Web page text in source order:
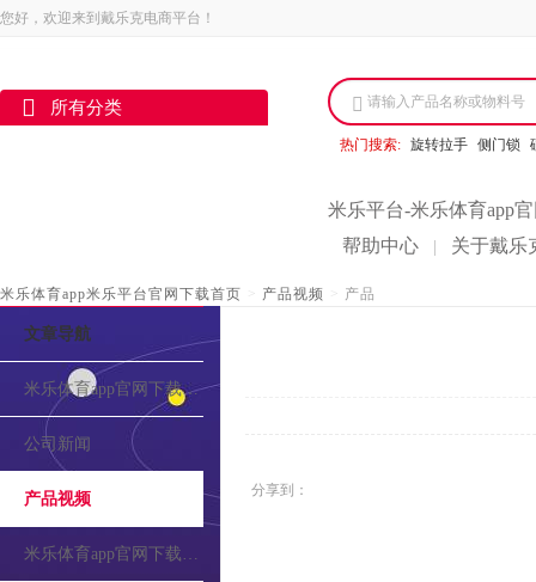
您好，欢迎来到戴乐克电商平台！
所有分类 请输入产品名称或物料号
热门搜索: 旋转拉手 侧门锁
米乐平台-米乐体育app
帮助中心
关于戴乐
米乐体育app米乐平台官网下载首页 > 产品视频 > 产品
文章导航
米乐体育app官网下载的介绍
公司新闻
产品视频
米乐体育app官网下载的公告
分享到：